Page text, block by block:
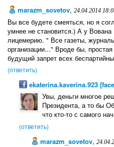
marazm_sovetov, 24.04.2014
Вы все будете смеяться, но я
умнее не становится.) А у
лицемерию. " Все газеты,
организации..." Вроде бы,
будущий запрет всех
(ответить)
ekaterina.kaverina.923
Увы, деньги многое
Президента, а то бы
что кто-то с самого
(ответить)
marazm_sovetov,